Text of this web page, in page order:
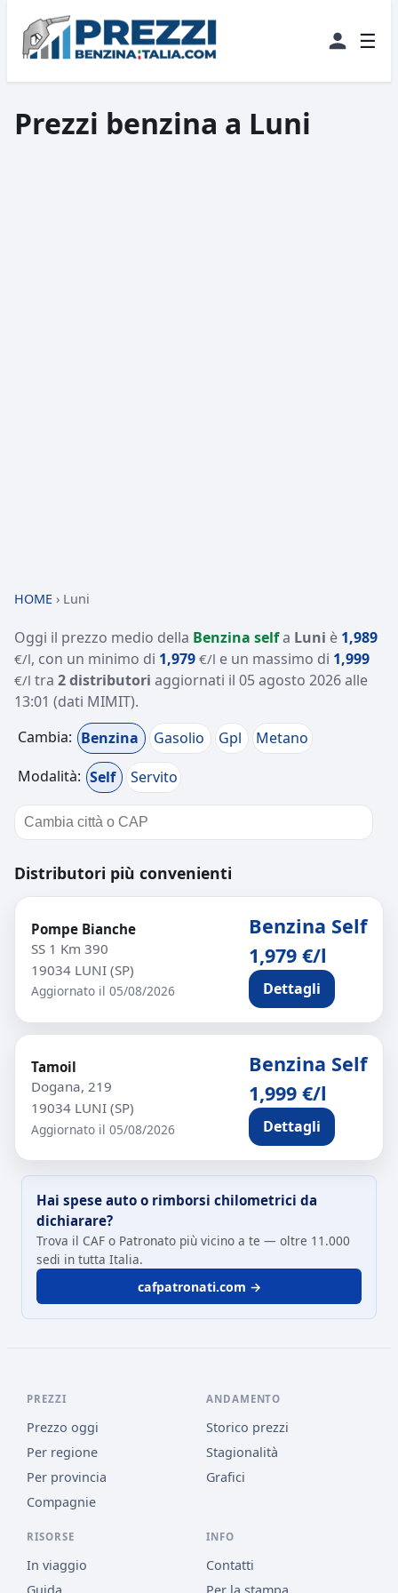
☰
Prezzi benzina a Luni
HOME › Luni
Oggi il prezzo medio della Benzina selfa Luni è 1,989
€/l, con un minimo di 1,979 €/l e un massimo di 1,999
€/l tra 2 distributori aggiornati il 05 agosto 2026 alle
13:01 (dati MIMIT).
Cambia: Benzina Gasolio Gpl
Metano
Modalità: Self Servito
Distributori più convenienti
Pompe Bianche
SS 1 Km 390
19034 LUNI (SP)
Aggiornato il 05/08/2026
Benzina Self
1,979 €/l
Dettagli
Tamoil
Dogana, 219
19034 LUNI (SP)
Aggiornato il 05/08/2026
Benzina Self
1,999 €/l
Dettagli
Hai spese auto o rimborsi chilometrici da
dichiarare?
Trova il CAF o Patronato più vicino a te — oltre 11.000
sedi in tutta Italia.
cafpatronati.com →
PREZZI
Prezzo oggi
Per regione
Per provincia
Compagnie
ANDAMENTO
Storico prezzi
Stagionalità
Grafici
RISORSE
In viaggio
INFO
Contatti